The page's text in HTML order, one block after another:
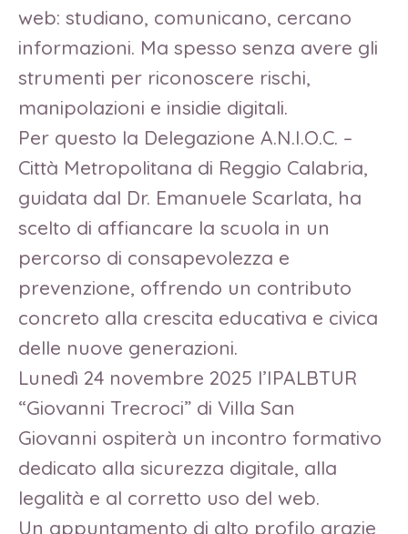
web: studiano, comunicano, cercano
informazioni. Ma spesso senza avere gli
strumenti per riconoscere rischi,
manipolazioni e insidie digitali.
Per questo la Delegazione A.N.I.O.C. –
Città Metropolitana di Reggio Calabria,
guidata dal Dr. Emanuele Scarlata, ha
scelto di affiancare la scuola in un
percorso di consapevolezza e
prevenzione, offrendo un contributo
concreto alla crescita educativa e civica
delle nuove generazioni.
Lunedì 24 novembre 2025 l’IPALBTUR
“Giovanni Trecroci” di Villa San
Giovanni ospiterà un incontro formativo
dedicato alla sicurezza digitale, alla
legalità e al corretto uso del web.
Un appuntamento di alto profilo grazie